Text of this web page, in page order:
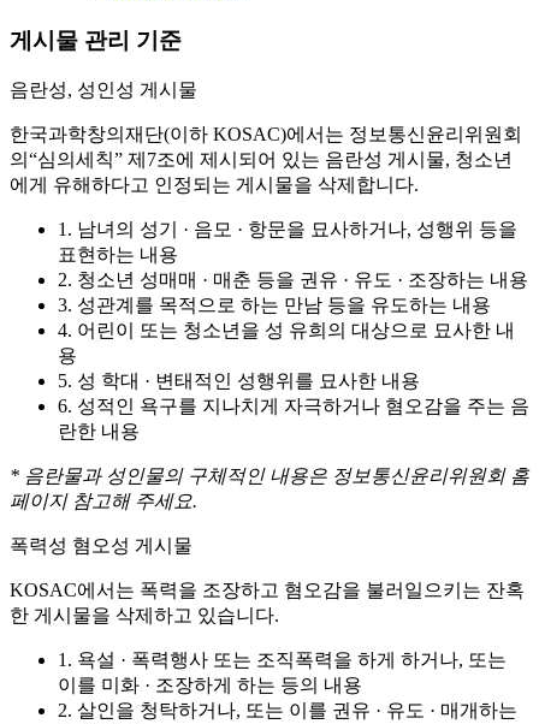
게시물 관리 기준
음란성, 성인성 게시물
한국과학창의재단(이하 KOSAC)에서는 정보통신윤리위원회
의“심의세칙” 제7조에 제시되어 있는 음란성 게시물, 청소년
에게 유해하다고 인정되는 게시물을 삭제합니다.
1. 남녀의 성기 · 음모 · 항문을 묘사하거나, 성행위 등을
표현하는 내용
2. 청소년 성매매 · 매춘 등을 권유 · 유도 · 조장하는 내용
3. 성관계를 목적으로 하는 만남 등을 유도하는 내용
4. 어린이 또는 청소년을 성 유희의 대상으로 묘사한 내
용
5. 성 학대 · 변태적인 성행위를 묘사한 내용
6. 성적인 욕구를 지나치게 자극하거나 혐오감을 주는 음
란한 내용
* 음란물과 성인물의 구체적인 내용은 정보통신윤리위원회 홈
페이지 참고해 주세요.
폭력성 혐오성 게시물
KOSAC에서는 폭력을 조장하고 혐오감을 불러일으키는 잔혹
한 게시물을 삭제하고 있습니다.
1. 욕설 · 폭력행사 또는 조직폭력을 하게 하거나, 또는
이를 미화 · 조장하게 하는 등의 내용
2. 살인을 청탁하거나, 또는 이를 권유 · 유도 · 매개하는